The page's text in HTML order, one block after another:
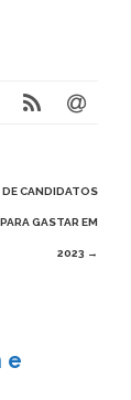
CANDIDATOS
GASTAR EM
2023 →
e